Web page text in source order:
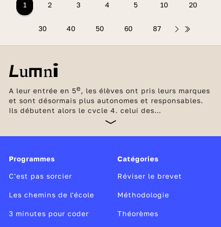
1 2 3 4 5 10 20
30 40 50 60 87
A leur entrée en 5e, les élèves ont pris leurs marques
et sont désormais plus autonomes et responsables.
Ils débutent alors le cycle 4, celui des
approfondissements, (qui couvre les classes de 5
4 et 3 ). Ils poursuivent l’acquisition de nouvelles
français, mathématiques, histoire-géographie, 2
langues vivantes, enseignement moral et civique,
éducation aux médias et à l’information,
Programmes
C'est pas sorcier
Les chemins de l'école
3 minutes pour coder
Catégories
Réviser le brevet
Méthodologie
Théorèmes